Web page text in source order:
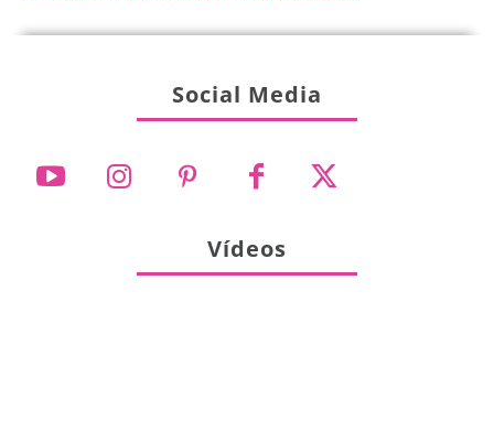
Social Media
Vídeos